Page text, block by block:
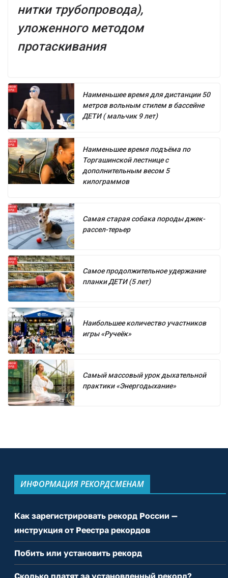
нитки трубопровода),
уложенного методом
протаскивания
Наименьшее время для дистанции 50
метров вольным стилем в бассейне
ДЕТИ ( мальчик 9 лет)
Наименьшее время подъёма по
Торгашинской лестнице с
дополнительным весом 5
килограммов
Самая старая собака породы джек-
рассел-терьер
Самое продолжительное удержание
планки ДЕТИ (5 лет)
Наибольшее количество участников
игры «Ручеёк»
Самый массовый урок дыхательной
практики «Энергодыхание»
ИНФОРМАЦИЯ РЕКОРДСМЕНАМ
Как зарегистрировать рекорд России —
инструкция от Реестра рекордов
Побить или установить рекорд